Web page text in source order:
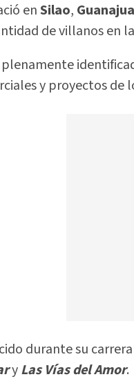
enSilao,
de villanos en
y proyectos de
durante su
yLas Vías del Amor.